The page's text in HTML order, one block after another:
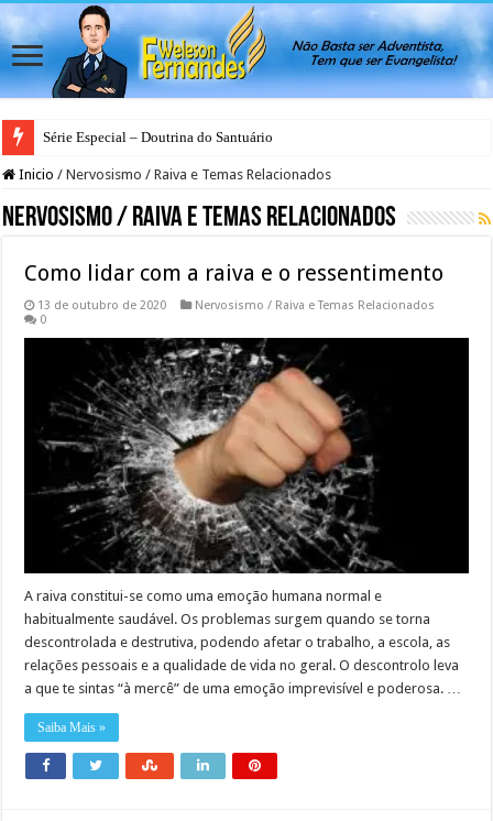
Série Especial – Doutrina do Santuário
Antes da Porta se Fechar: A Mensagem Profética do Santuário Celestial
Inicio / Nervosismo / Raiva e Temas Relacionados
Nervosismo / Raiva e Temas Relacionados
Como lidar com a raiva e o ressentimento
13 de outubro de 2020
Nervosismo / Raiva e Temas Relacionados
0
A raiva constitui-se como uma emoção humana normal e
habitualmente saudável. Os problemas surgem quando se torna
descontrolada e destrutiva, podendo afetar o trabalho, a escola, as
relações pessoais e a qualidade de vida no geral. O descontrolo leva
a que te sintas “à mercê” de uma emoção imprevisível e poderosa. …
Saiba Mais »